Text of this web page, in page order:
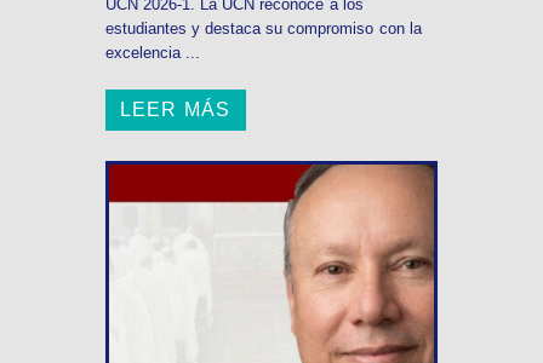
UCN 2026-1. La UCN reconoce a los
estudiantes y destaca su compromiso con la
excelencia ...
LEER MÁS